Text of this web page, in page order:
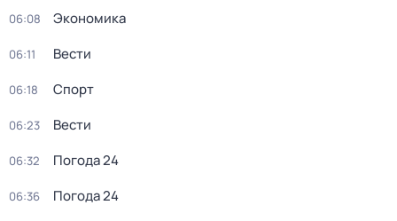
06:08 Экономика
06:11 Вести
06:18 Спорт
06:23 Вести
06:32 Погода 24
06:36 Погода 24